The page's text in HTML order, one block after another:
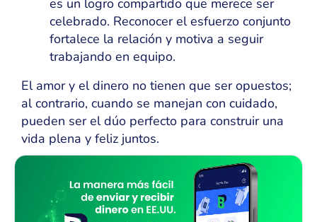
es un logro compartido que merece ser
celebrado. Reconocer el esfuerzo conjunto
fortalece la relación y motiva a seguir
trabajando en equipo.
El amor y el dinero no tienen que ser opuestos;
al contrario, cuando se manejan con cuidado,
pueden ser el dúo perfecto para construir una
vida plena y feliz juntos.